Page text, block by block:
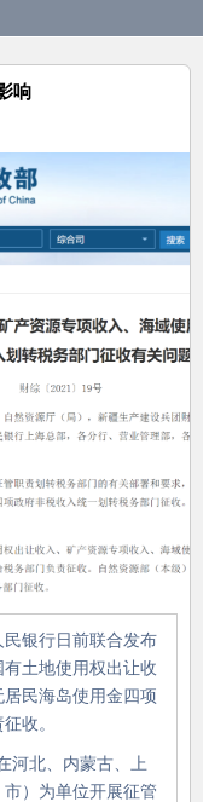
响
银行日前联合发布
土地使用权出让收
民海岛使用金四项
收。
河北、内蒙古、上
）为单位开展征管